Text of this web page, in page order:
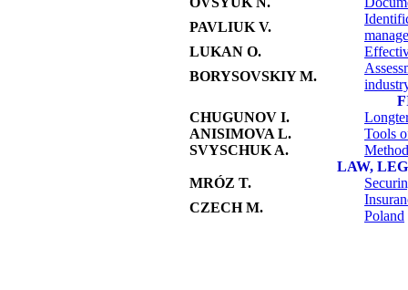
PAVLIUK V.
LUKAN O.
BORYSOVSKIY M.
CHUGUNOV I.
ANISIMOVA L.
Tools
SVYSCHUK A.
LAW,
MRÓZ T.
CZECH M.
Poland